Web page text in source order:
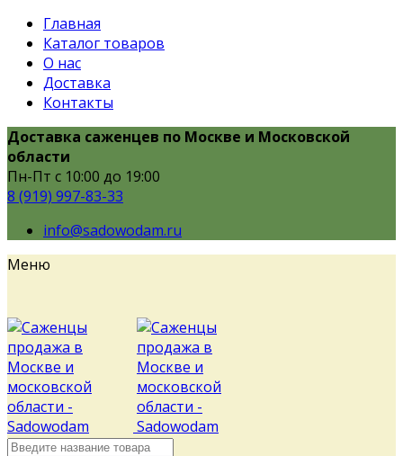
Главная
Каталог товаров
О нас
Доставка
Контакты
Доставка саженцев по Москве и Московской
области
Пн-Пт с 10:00 до 19:00
8 (919) 997-83-33
info@sadowodam.ru
Меню